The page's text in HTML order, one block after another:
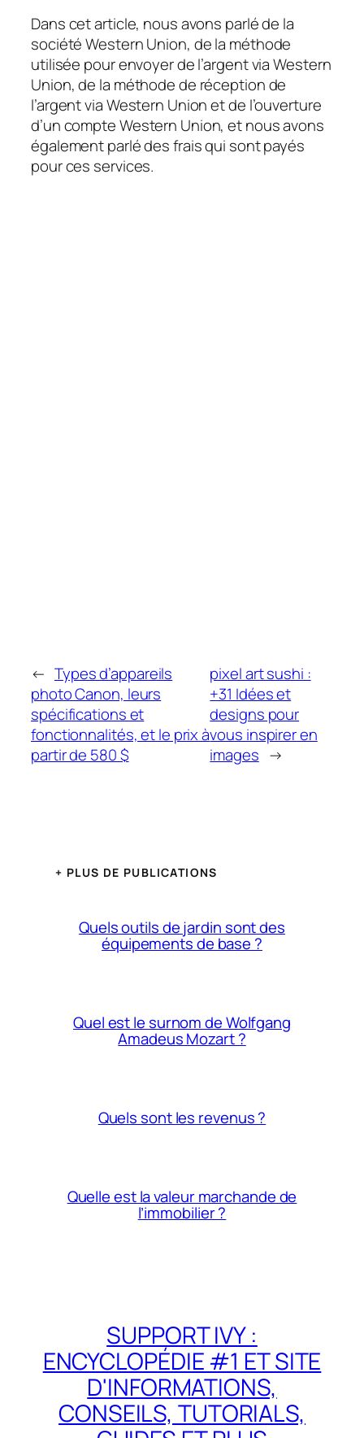
Dans cet article, nous avons parlé de la
société Western Union, de la méthode
utilisée pour envoyer de l’argent via Western
Union, de la méthode de réception de
l’argent via Western Union et de l’ouverture
d’un compte Western Union, et nous avons
également parlé des frais qui sont payés
pour ces services.
← Types d’appareils
photo Canon, leurs
spécifications et
fonctionnalités, et le prix à
partir de 580 $
pixel art sushi :
+31 Idées et
designs pour
vous inspirer en
images →
+ PLUS DE PUBLICATIONS
Quels outils de jardin sont des
équipements de base ?
Quel est le surnom de Wolfgang
Amadeus Mozart ?
Quels sont les revenus ?
Quelle est la valeur marchande de
l’immobilier ?
SUPPORT IVY :
ENCYCLOPÉDIE #1 ET SITE
D'INFORMATIONS,
CONSEILS, TUTORIALS,